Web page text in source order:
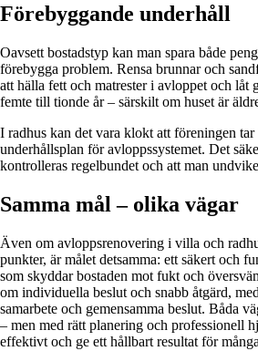
Förebyggande underhåll
Oavsett bostadstyp kan man spara både
förebygga problem. Rensa brunnar och
att hälla fett och matrester i avloppet och låt
femte till tionde år – särskilt om huset är
I radhus kan det vara klokt att föreningen tar
underhållsplan för avloppssystemet. Det
kontrolleras regelbundet och att man
Samma mål – olika vägar
Även om avloppsrenovering i villa och
punkter, är målet detsamma: ett säkert och
som skyddar bostaden mot fukt och
om individuella beslut och snabb åtgärd,
samarbete och gemensamma beslut. Båda
– men med rätt planering och professionell
effektivt och ge ett hållbart resultat för